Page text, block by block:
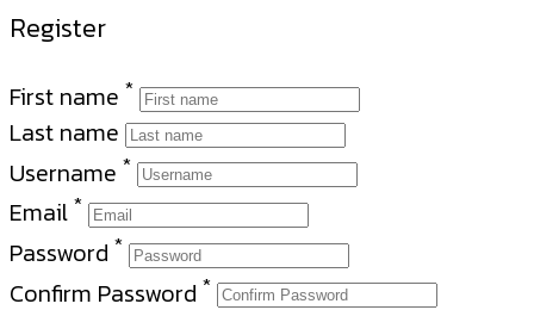
Register
First name *
Last name
Username *
Email *
Password *
Confirm Password *